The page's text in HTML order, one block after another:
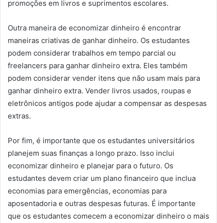
promoções em livros e suprimentos escolares.
Outra maneira de economizar dinheiro é encontrar
maneiras criativas de ganhar dinheiro. Os estudantes
podem considerar trabalhos em tempo parcial ou
freelancers para ganhar dinheiro extra. Eles também
podem considerar vender itens que não usam mais para
ganhar dinheiro extra. Vender livros usados, roupas e
eletrônicos antigos pode ajudar a compensar as despesas
extras.
Por fim, é importante que os estudantes universitários
planejem suas finanças a longo prazo. Isso inclui
economizar dinheiro e planejar para o futuro. Os
estudantes devem criar um plano financeiro que inclua
economias para emergências, economias para
aposentadoria e outras despesas futuras. É importante
que os estudantes comecem a economizar dinheiro o mais